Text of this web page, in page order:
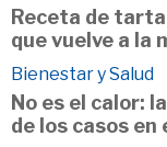
Receta de
que vuelve a la
Bienestar y Salud
No es el calor:
de los casos